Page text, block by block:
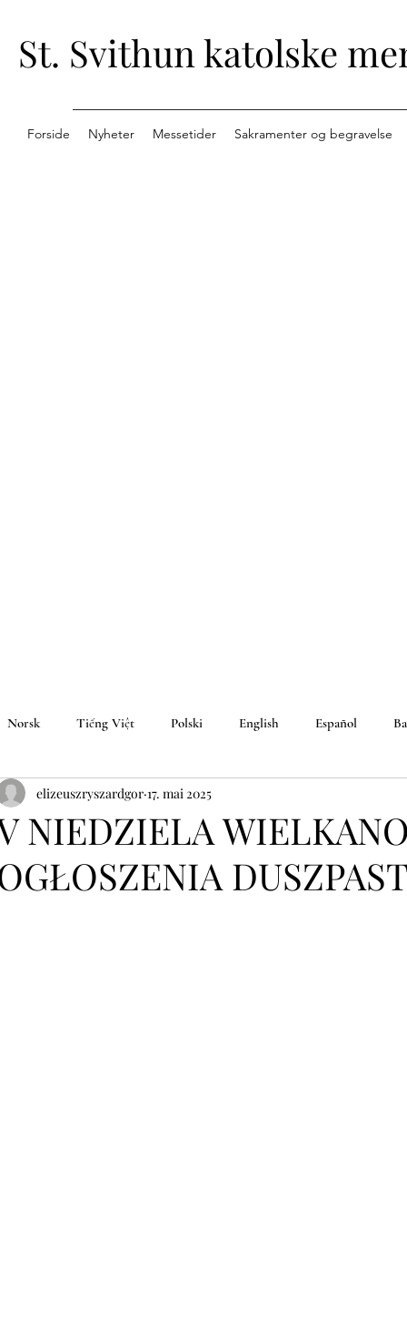
St. Svithun katolske
Forside Nyheter Messetider Sakramenter og begravelse
Norsk Tiếng Việt Polski English Español
NIEDZIELA
elizeuszryszardgor 17. mai 2025